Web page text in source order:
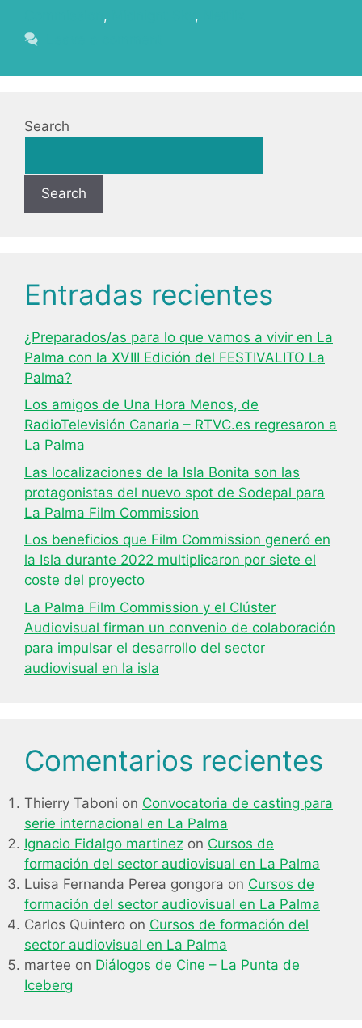
, ,
Search
Search
Entradas recientes
¿Preparados/as para lo que vamos a vivir en La
Palma con la XVIII Edición del FESTIVALITO La
Palma?
Los amigos de Una Hora Menos, de
RadioTelevisión Canaria – RTVC.es regresaron a
La Palma
Las localizaciones de la Isla Bonita son las
protagonistas del nuevo spot de Sodepal para
La Palma Film Commission
Los beneficios que Film Commission generó en
la Isla durante 2022 multiplicaron por siete el
coste del proyecto
La Palma Film Commission y el Clúster
Audiovisual firman un convenio de colaboración
para impulsar el desarrollo del sector
audiovisual en la isla
Comentarios recientes
Thierry Taboni on Convocatoria de casting para
serie internacional en La Palma
Ignacio Fidalgo martinez on Cursos de
formación del sector audiovisual en La Palma
Luisa Fernanda Perea gongora on Cursos de
formación del sector audiovisual en La Palma
Carlos Quintero on Cursos de formación del
sector audiovisual en La Palma
martee on Diálogos de Cine – La Punta de
Iceberg